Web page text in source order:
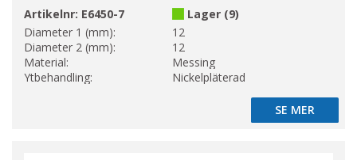
Artikelnr: E6450-7
Lager (9)
Diameter 1 (mm):
12
Diameter 2 (mm):
12
Material:
Messing
Ytbehandling:
Nickelpläterad
SE MER
SE MER